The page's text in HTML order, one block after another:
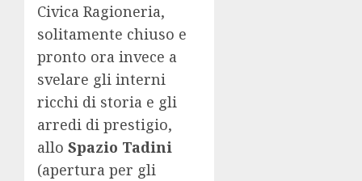
Civica Ragioneria,
solitamente chiuso e
pronto ora invece a
svelare gli interni
ricchi di storia e gli
arredi di prestigio,
allo Spazio Tadini
(apertura per gli